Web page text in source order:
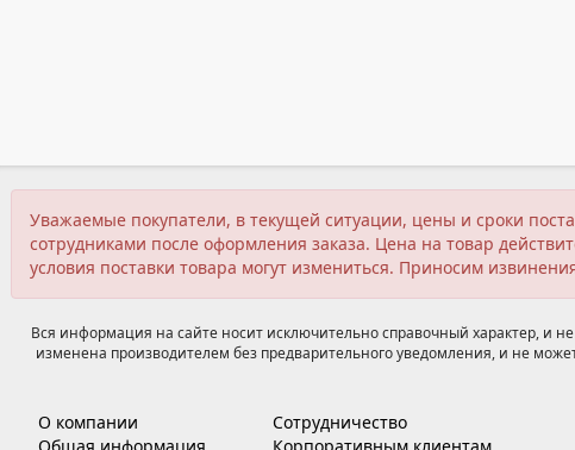
Уважаемые покупатели, в текущей ситуации, цены и сроки
сотрудниками после оформления заказа. Цена на товар
условия поставки товара могут измениться. Приносим
Вся информация на сайте носит исключительно справочный характер, и
изменена производителем без предварительного уведомления, и не
О компании
Общая информация
Сотрудничество
Корпоративным клиентам